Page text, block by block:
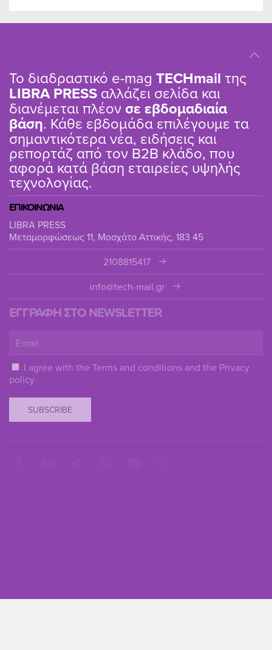
Το διαδραστικό e-mag TΕCHmail της
LIBRA PRESS αλλάζει σελίδα και
διανέμεται πλέον σε εβδομαδιαία
βάση. Κάθε εβδομάδα επιλέγουμε τα
σημαντικότερα νέα, ειδήσεις και
ρεπορτάζ από τον B2B κλάδο, που
αφορά κατά βάση εταιρείες υψηλής
τεχνολογίας.
ΕΠΙΚΟΙΝΩΝΙΑ
LIBRA PRESS
Μεταμορφώσεως 11, Μοσχάτο Αττικής, 183 45
2108815417
info@tech-mail.gr
ΕΓΓΡΑΦΗ ΣΤΟ NEWSLETTER
I agree with the Terms and conditions and the Privacy
policy
SUBSCRIBE